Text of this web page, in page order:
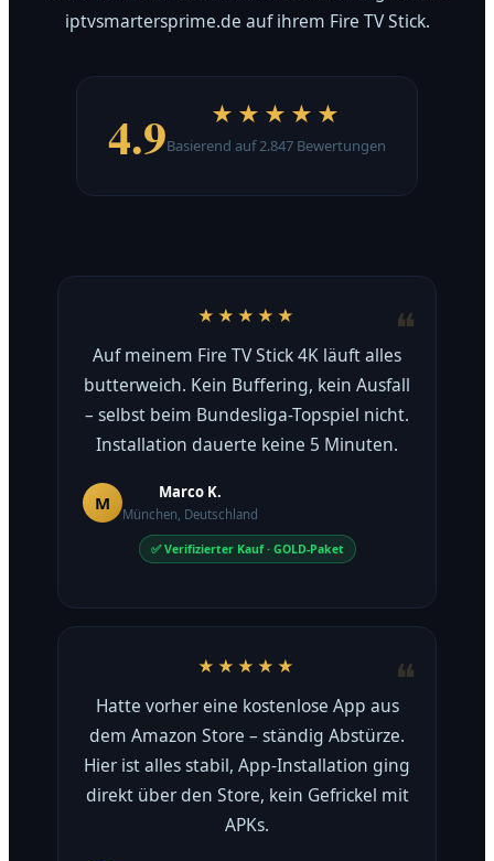
iptvsmartersprime.de auf ihrem Fire TV Stick.
4.9 ★★★★★
Basierend auf 2.847 Bewertungen
★★★★★
Auf meinem Fire TV Stick 4K läuft alles
butterweich. Kein Buffering, kein Ausfall
– selbst beim Bundesliga-Topspiel nicht.
Installation dauerte keine 5 Minuten.
M Marco K.
München, Deutschland
✅ Verifizierter Kauf · GOLD-Paket
★★★★★
Hatte vorher eine kostenlose App aus
dem Amazon Store – ständig Abstürze.
Hier ist alles stabil, App-Installation ging
direkt über den Store, kein Gefrickel mit
APKs.